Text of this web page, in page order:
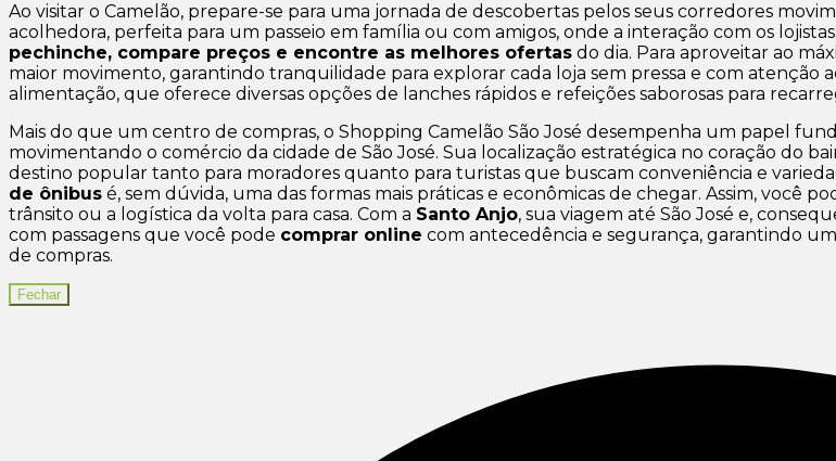
Ao visitar o Camelão, prepare-se para uma jornada de descobertas pelos seus corredores
acolhedora, perfeita para um passeio em família ou com amigos, onde a interação com os
pechinche, compare preços e encontre as melhores ofertas do dia. Para aproveitar ao
maior movimento, garantindo tranquilidade para explorar cada loja sem pressa e com atenção
alimentação, que oferece diversas opções de lanches rápidos e refeições saborosas para
Mais do que um centro de compras, o Shopping Camelão São José desempenha um papel
movimentando o comércio da cidade de São José. Sua localização estratégica no coração do
destino popular tanto para moradores quanto para turistas que buscam conveniência e
de ônibus é, sem dúvida, uma das formas mais práticas e econômicas de chegar. Assim, você
trânsito ou a logística da volta para casa. Com a Santo Anjo, sua viagem até São José e,
com passagens que você pode comprar online com antecedência e segurança, garantindo
de compras.
Fechar